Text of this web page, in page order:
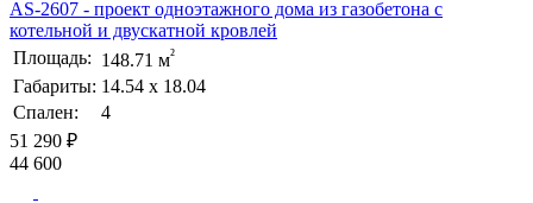
AS-2607 - проект одноэтажного дома из газобетона с
котельной и двускатной кровлей
Площадь: 148.71 м²
Габариты: 14.54 х 18.04
Спален:
4
51 290 ₽
44 600